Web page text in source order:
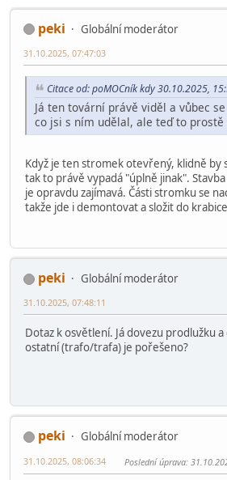
peki
Globální moderátor
31.10.2025, 07:47:03
Citace od: poMOCník kdy 30.10.2025,
Já ten tovární právě viděl a vůbec
co jsi s ním udělal, ale teď to
Když je ten stromek otevřený, klidně by
tak to právě vypadá "úplně jinak".
je opravdu zajímavá. Části stromku se
takže jde i demontovat a složit do
peki
Globální moderátor
31.10.2025, 07:48:11
Dotaz k osvětlení. Já dovezu prodlužku a
ostatní (trafo/trafa) je pořešeno?
peki
Globální moderátor
31.10.2025, 08:06:34 Poslední úprava: